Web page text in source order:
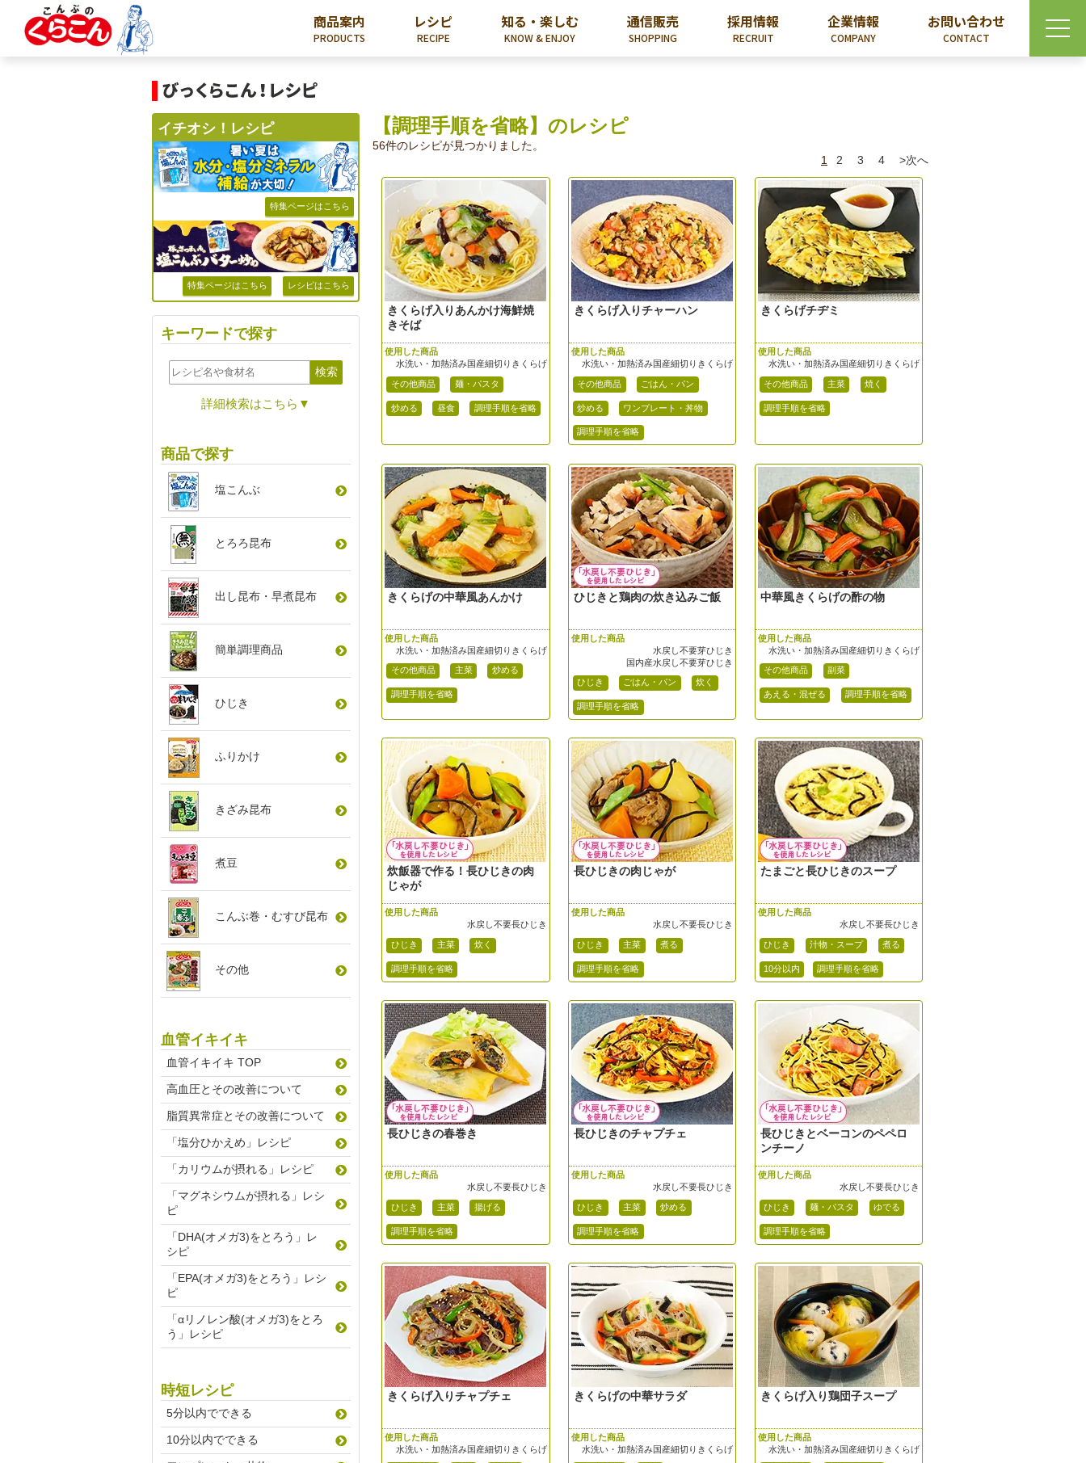
商品案内
PRODUCTS
レシピ
RECIPE
知る・楽しむ
KNOW & ENJOY
通信販売
SHOPPING
採用情報
RECRUIT
企業情報
COMPANY
お問い合わせ
CONTACT
【調理手順を省略】のレシピ
56件のレシピが見つかりました。
1
2 3 4 >次へ
きくらげ入りあんかけ海鮮焼
きそば
使用した商品
水洗い・加熱済み国産細切りきくらげ
その他商品 麺・パスタ
炒める 昼食 調理手順を省略
きくらげ入りチャーハン
使用した商品
水洗い・加熱済み国産細切りきくらげ
その他商品 ごはん・パン
炒める ワンプレート・丼物
調理手順を省略
きくらげチヂミ
使用した商品
水洗い・加熱済み国産細切りきくらげ
その他商品 主菜 焼く
調理手順を省略
きくらげの中華風あんかけ
使用した商品
水洗い・加熱済み国産細切りきくらげ
その他商品 主菜 炒める
調理手順を省略
ひじきと鶏肉の炊き込みご飯
使用した商品
水戻し不要芽ひじき
国内産水戻し不要芽ひじき
ひじき ごはん・パン 炊く
調理手順を省略
中華風きくらげの酢の物
使用した商品
水洗い・加熱済み国産細切りきくらげ
その他商品 副菜
あえる・混ぜる 調理手順を省略
炊飯器で作る！長ひじきの肉
じゃが
使用した商品
水戻し不要長ひじき
ひじき 主菜 炊く
調理手順を省略
長ひじきの肉じゃが
使用した商品
水戻し不要長ひじき
ひじき 主菜 煮る
調理手順を省略
たまごと長ひじきのスープ
使用した商品
水戻し不要長ひじき
ひじき 汁物・スープ 煮る
10分以内 調理手順を省略
長ひじきの春巻き
使用した商品
水戻し不要長ひじき
ひじき 主菜 揚げる
調理手順を省略
長ひじきのチャプチェ
使用した商品
水戻し不要長ひじき
ひじき 主菜 炒める
調理手順を省略
長ひじきとベーコンのペペロ
ンチーノ
使用した商品
水戻し不要長ひじき
ひじき 麺・パスタ ゆでる
調理手順を省略
きくらげ入りチャプチェ
使用した商品
水洗い・加熱済み国産細切りきくらげ
きくらげの中華サラダ
使用した商品
水洗い・加熱済み国産細切りきくらげ
きくらげ入り鶏団子スープ
使用した商品
水洗い・加熱済み国産細切りきくらげ
イチオシ！レシピ
特集ページはこちら
特集ページはこちら レシピはこちら
キーワードで探す
詳細検索はこちら▼
商品で探す
塩こんぶ
とろろ昆布
出し昆布 ・ 早煮昆布
簡単調理商品
ひじき
ふりかけ
きざみ昆布
煮豆
こんぶ巻 ・ むすび昆布
その他
血管イキイキ
血管イキイキ TOP
高血圧とその改善について
脂質異常症とその改善について
「塩分ひかえめ」レシピ
「カリウムが摂れる」レシピ
「マグネシウムが摂れる」レシ
ピ
「DHA(オメガ3)をとろう」レ
シピ
「EPA(オメガ3)をとろう」レシ
ピ
「αリノレン酸(オメガ3)をとろ
う」レシピ
時短レシピ
5分以内でできる
10分以内でできる